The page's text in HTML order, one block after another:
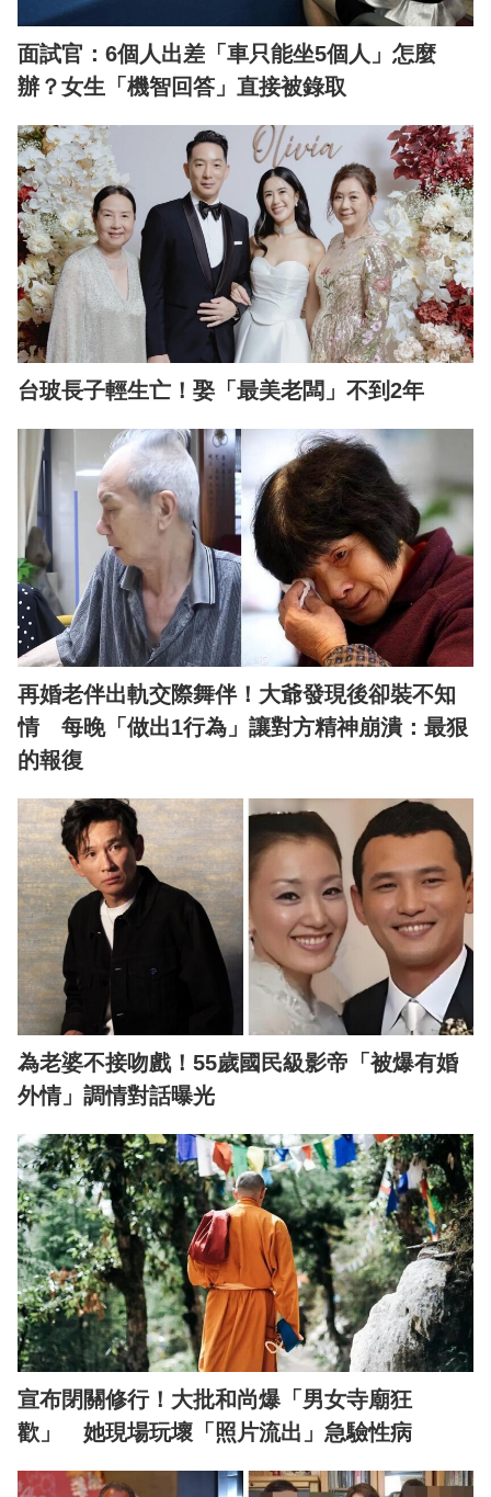
面試官：6個人出差「車只能坐5個人」怎麼
辦？女生「機智回答」直接被錄取
台玻長子輕生亡！娶「最美老闆」不到2年
再婚老伴出軌交際舞伴！大爺發現後卻裝不知
情 每晚「做出1行為」讓對方精神崩潰：最狠
的報復
為老婆不接吻戲！55歲國民級影帝「被爆有婚
外情」調情對話曝光
宣布閉關修行！大批和尚爆「男女寺廟狂
歡」 她現場玩壞「照片流出」急驗性病